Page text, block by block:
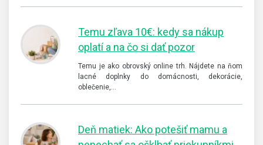
Temu zľava 10€: kedy sa nákup
oplatí a na čo si dať pozor
Temu je ako obrovský online trh. Nájdete na ňom
lacné doplnky do domácnosti, dekorácie,
oblečenie,…
Deň matiek: Ako potešiť mamu a